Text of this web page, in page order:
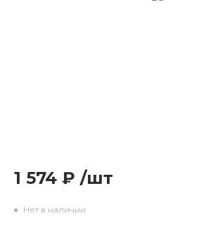
1 574 ₽ /шт
Нет в наличии